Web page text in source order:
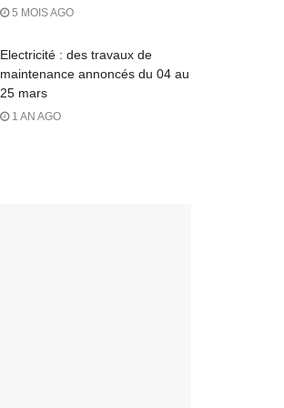
5 MOIS AGO
Electricité : des travaux de
maintenance annoncés du 04 au
25 mars
1 AN AGO